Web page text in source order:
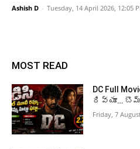
Ashish D - Tuesday, 14 April 2026, 12:05
MOST READ
DC Full
రివ్యూ…
Friday, 7